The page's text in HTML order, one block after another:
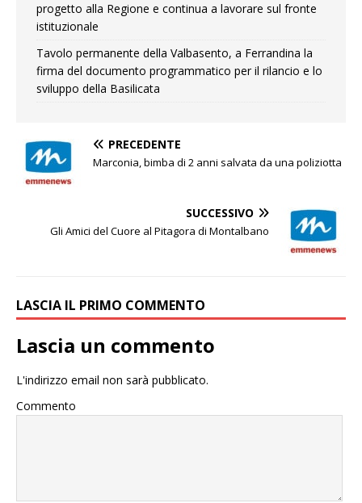
progetto alla Regione e continua a lavorare sul fronte
istituzionale
Tavolo permanente della Valbasento, a Ferrandina la
firma del documento programmatico per il rilancio e lo
sviluppo della Basilicata
PRECEDENTE
Marconia, bimba di 2 anni salvata da una poliziotta
SUCCESSIVO
Gli Amici del Cuore al Pitagora di Montalbano
LASCIA IL PRIMO COMMENTO
Lascia un commento
L'indirizzo email non sarà pubblicato.
Commento